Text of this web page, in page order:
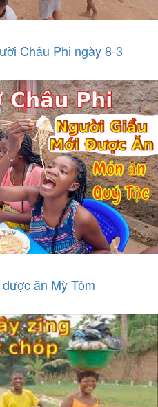
Châu Phi ngày 8-3
ăn Mỳ Tôm